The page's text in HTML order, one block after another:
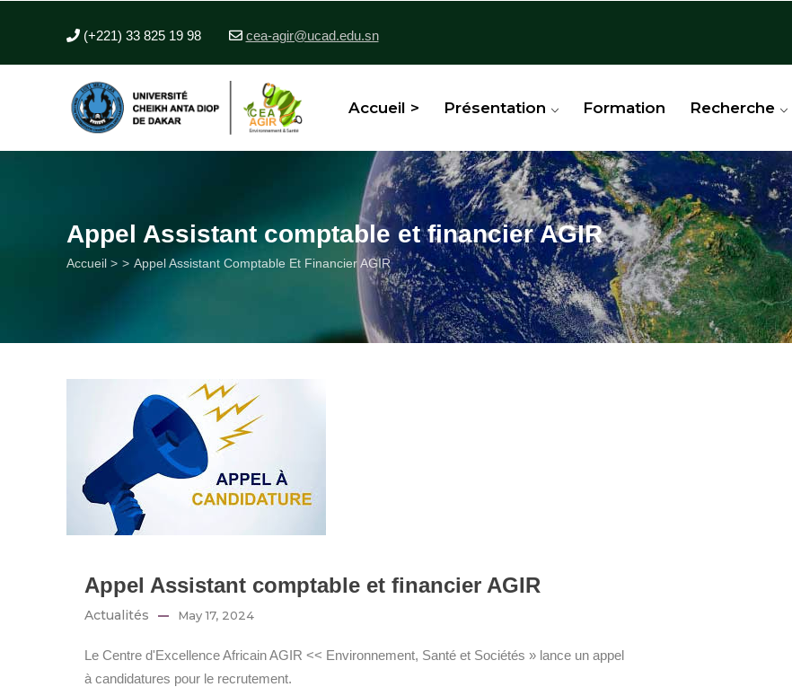
(+221) 33 825 19 98 cea-agir@ucad.edu.sn
Accueil > Présentation Formation Recherche
Appel Assistant comptable et financier AGIR
Fil
Accueil > Appel Assistant Comptable Et Financier AGIR
Appel Assistant comptable et financier AGIR
Actualités May 17, 2024
Le Centre d'Excellence Africain AGIR << Environnement, Santé et Sociétés » lance un appel
à candidatures pour le recrutement.